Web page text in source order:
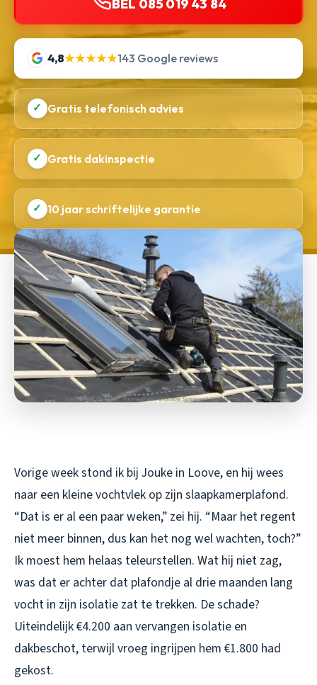
BEL 085 019 43 84
4,8★★★★★143 Google reviews
✓ Gratis telefonisch advies
✓ Gratis dakinspectie
✓ 10 jaar schriftelijke garantie
Vorige week stond ik bij Jouke in Loove, en hij wees
naar een kleine vochtvlek op zijn slaapkamerplafond.
“Dat is er al een paar weken,” zei hij. “Maar het regent
niet meer binnen, dus kan het nog wel wachten, toch?”
Ik moest hem helaas teleurstellen. Wat hij niet zag,
was dat er achter dat plafondje al drie maanden lang
vocht in zijn isolatie zat te trekken. De schade?
Uiteindelijk €4.200 aan vervangen isolatie en
dakbeschot, terwijl vroeg ingrijpen hem €1.800 had
gekost.